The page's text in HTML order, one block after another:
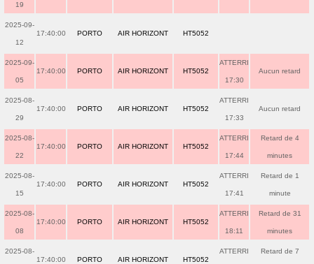
19
2025-09-
12
17:40:00 PORTO AIR HORIZONT HT5052
2025-09-
05
17:40:00 PORTO AIR HORIZONT HT5052
ATTERRI
17:30
Aucun retard
2025-08-
29
17:40:00 PORTO AIR HORIZONT HT5052
ATTERRI
17:33
Aucun retard
2025-08-
22
17:40:00 PORTO AIR HORIZONT HT5052
ATTERRI
17:44
Retard de 4
minutes
2025-08-
15
17:40:00 PORTO AIR HORIZONT HT5052
ATTERRI
17:41
Retard de 1
minute
2025-08-
08
17:40:00 PORTO AIR HORIZONT HT5052
ATTERRI
18:11
Retard de 31
minutes
2025-08-
17:40:00 PORTO AIR HORIZONT HT5052
ATTERRI Retard de 7